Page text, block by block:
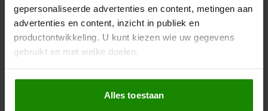
gepersonaliseerde advertenties en content, metingen aan
advertenties en content, inzicht in publiek en
productontwikkeling. U kunt kiezen wie uw gegevens
gebruikt en met welke doelen.
Als u het toestaat, willen we ook graag:
Informatie verzamelen over uw geografische
Alles toestaan